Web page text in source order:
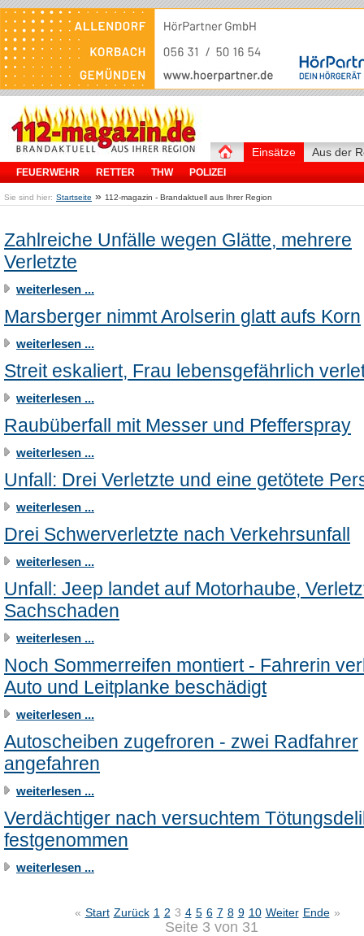
Einsätze
FEUERWEHR RETTER THW POLIZEI
Aus der
Sie sind hier: Startseite » 112-magazin - Brandaktuell aus Ihrer Region
Zahlreiche Unfälle wegen Glätte, mehrere
Verletzte
weiterlesen ...
Marsberger nimmt Arolserin glatt aufs Korn
weiterlesen ...
Streit eskaliert, Frau lebensgefährlich
weiterlesen ...
Raubüberfall mit Messer und Pfefferspray
weiterlesen ...
Unfall: Drei Verletzte und eine getötete
weiterlesen ...
Drei Schwerverletzte nach Verkehrsunfall
weiterlesen ...
Unfall: Jeep landet auf Motorhaube,
Sachschaden
weiterlesen ...
Noch Sommerreifen montiert - Fahrerin
Auto und Leitplanke beschädigt
weiterlesen ...
Autoscheiben zugefroren - zwei Radfahrer
angefahren
weiterlesen ...
Verdächtiger nach versuchtem
festgenommen
weiterlesen ...
« Start Zurück 1 2 3 4 5 6 7 8 9 10 Weiter Ende »
Seite 3 von 31